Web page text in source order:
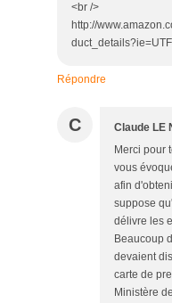
<br />
http://
Répondre
C Claude LE
Merci pour
vous
afin
suppose
délivre les
Beaucoup
devaient
carte de
Ministère